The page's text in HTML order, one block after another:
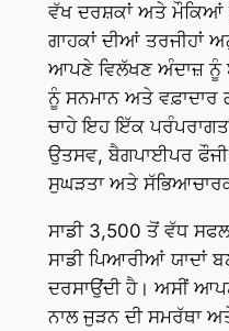
ਵੱਖ ਦਰਸ਼ਕਾਂ ਅਤੇ ਮੌਕਿਆਂ
ਗਾਹਕਾਂ ਦੀਆਂ ਤਰਜੀਹਾਂ
ਆਪਣੇ ਵਿਲੱਖਣ ਅੰਦਾਜ਼ ਨੂੰ
ਨੂੰ ਸਨਮਾਨ ਅਤੇ ਵਫ਼ਾਦਾਰ
ਚਾਹੇ ਇਹ ਇੱਕ
ਉਤਸਵ, ਬੈਗਪਾਈਪਰ
ਸੁਘੜਤਾ ਅਤੇ
ਸਾਡੀ 3,500 ਤੋਂ ਵੱਧ
ਸਾਡੀ ਪਿਆਰੀਆਂ ਯਾਦਾਂ
ਦਰਸਾਉਂਦੀ ਹੈ। ਅਸੀਂ
ਨਾਲ ਜੁੜਨ ਦੀ ਸਮਰੱਥਾ